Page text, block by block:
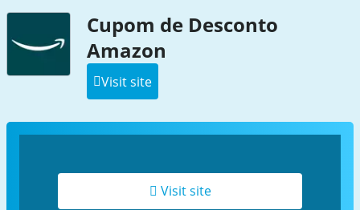
Cupom de Desconto
Amazon
Visit site
Visit site